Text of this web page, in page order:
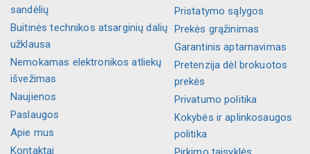
sandėlių
Buitinės technikos atsarginių dalių
užklausa
Nemokamas elektronikos atliekų
išvežimas
Naujienos
Paslaugos
Apie mus
Kontaktai
Pristatymo sąlygos
Prekės grąžinimas
Garantinis aptarnavimas
Pretenzija dėl brokuotos
prekės
Privatumo politika
Kokybės ir aplinkosaugos
politika